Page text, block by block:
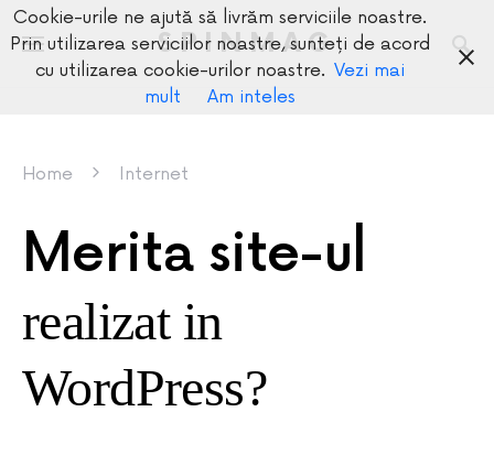
SPINMAG
Home Internet
Merita site-ul
realizat in
WordPress?
Cookie-urile ne ajută să livrăm serviciile noastre.
Prin utilizarea serviciilor noastre, sunteți de acord
cu utilizarea cookie-urilor noastre. Vezi mai
mult
Am inteles